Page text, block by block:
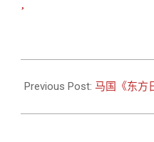
04-
Previous Post: 马国《东方